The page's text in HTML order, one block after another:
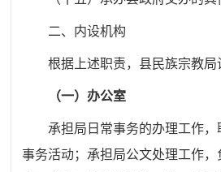
二、内设机构
根据上述职责，县民族宗教局
（一）办公室
承担局日常事务的办理工作
事务活动；承担局公文处理工作